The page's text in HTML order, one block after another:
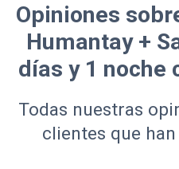
Opiniones
Humantay +
días y 1 noche
Todas nuestras
clientes que